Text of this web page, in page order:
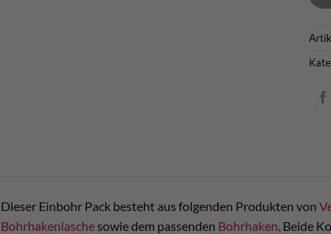
Dieser Einbohr Pack besteht aus folgenden Produkten von
Bohrhakenlasche sowie dem passenden Bohrhaken . Beide